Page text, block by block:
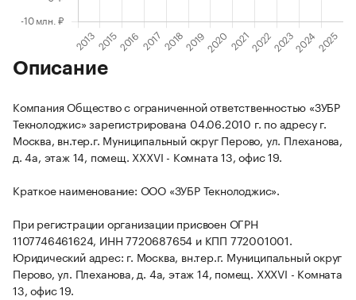
Описание
Компания Общество с ограниченной ответственностью «ЗУБР
Текнолоджис» зарегистрирована 04.06.2010 г. по адресу г.
Москва, вн.тер.г. Муниципальный округ Перово, ул. Плеханова,
д. 4а, этаж 14, помещ. XXXVI - Комната 13, офис 19.
Краткое наименование: ООО «ЗУБР Текнолоджис».
При регистрации организации присвоен ОГРН
1107746461624, ИНН 7720687654 и КПП 772001001.
Юридический адрес: г. Москва, вн.тер.г. Муниципальный округ
Перово, ул. Плеханова, д. 4а, этаж 14, помещ. XXXVI - Комната
13, офис 19.